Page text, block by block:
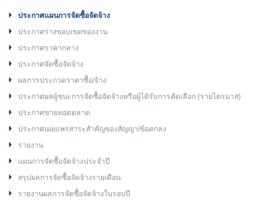
ประกาศแผนการจัดซื้อจัดจ้าง
ประกาศร่างขอบเขตของงาน
ประกาศราคากลาง
ประกาศจัดซื้อจัดจ้าง
ผลการประกวดราคาซื้อ/จ้าง
ประกาศผลผู้ชนะการจัดซื้อจัดจ้างหรือผู้ได้รับการคัดเลือก (รายไตรมาส)
ประกาศขายทอดตลาด
ประกาศเผยแพร่สาระสำคัญของสัญญา/ข้อตกลง
รายงาน
แผนการจัดซื้อจัดจ้างประจำปี
สรุปผลการจัดซื้อจัดจ้างรายเดือน
รายงานผลการจัดซื้อจัดจ้างในรอบปี